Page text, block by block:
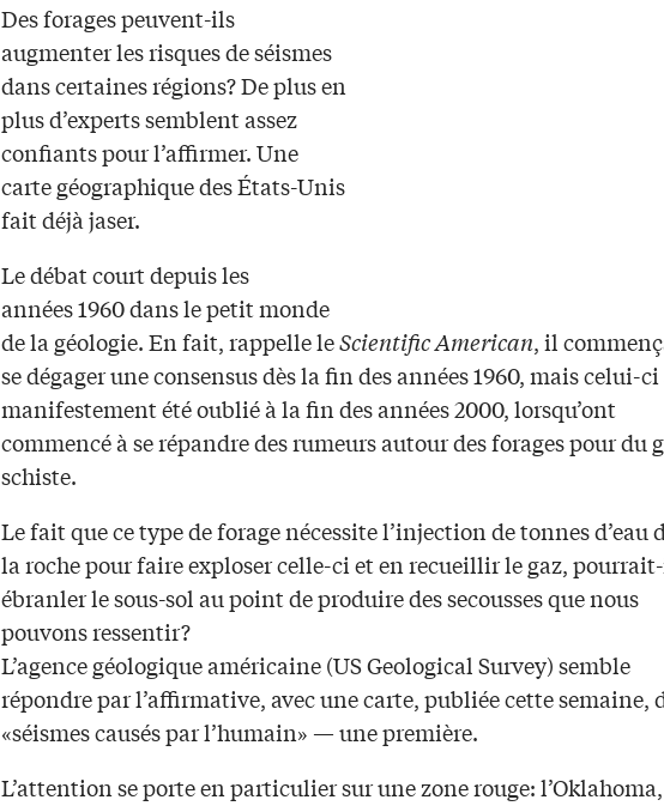
Des forages peuvent-ils
augmenter les risques de séismes
dans certaines régions? De plus en
plus d’experts semblent assez
confiants pour l’affirmer. Une
carte géographique des États-Unis
fait déjà jaser.
Le débat court depuis les
années 1960 dans le petit monde
de la géologie. En fait, rappelle leScientific American, il
se dégager une consensus dès la fin des années 1960, mais celui-
manifestement été oublié à la fin des années 2000, lorsqu’ont
commencé à se répandre des rumeurs autour des forages pour du
schiste.
Le fait que ce type de forage nécessite l’injection de tonnes d’eau
la roche pour faire exploser celle-ci et en recueillir le gaz,
ébranler le sous-sol au point de produire des secousses que nous
pouvons ressentir?
L’agence géologique américaine (US Geological Survey) semble
répondre par l’affirmative, avec une carte, publiée cette semaine,
«séismes causés par l’humain» — une première.
L’attention se porte en particulier sur une zone rouge: